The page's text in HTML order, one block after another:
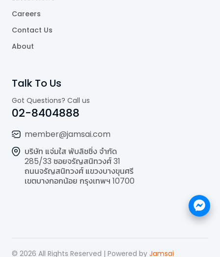
Careers
Contact Us
About
Talk To Us
Got Questions? Call us
02-8404888
member@jamsai.com
บริษัท แจ่มใส พับลิชชิ่ง จำกัด
285/33 ซอยจรัญสนิทวงศ์ 31
ถนนจรัญสนิทวงศ์ แขวงบางขุนศรี
เขตบางกอกน้อย กรุงเทพฯ 10700
© 2026 All Rights Reserved | Powered by Jamsai